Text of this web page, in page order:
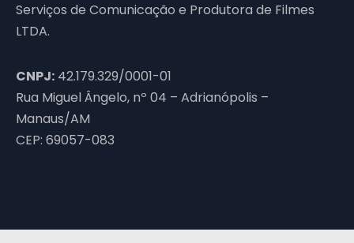
Serviços de Comunicação e Produtora de Filmes
LTDA.
CNPJ: 42.179.329/0001-01
Rua Miguel Ângelo, nº 04 – Adrianópolis –
Manaus/AM
CEP: 69057-083